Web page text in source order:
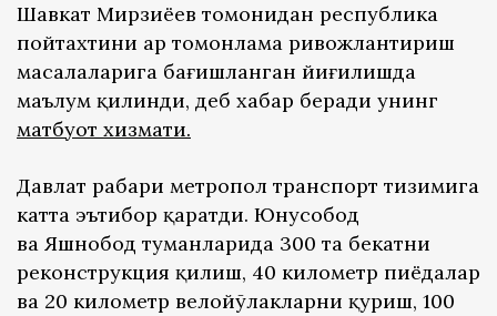
Шавкат Мирзиёев томонидан республика
пойтахтини ҳар томонлама ривожлантириш
масалаларига бағишланган йиғилишда
маълум қилинди, деб хабар беради унинг
матбуот хизмати.
Давлат раҳбари метропол транспорт тизимига
катта эътибор қаратди. Юнусобод
ва Яшнобод туманларида 300 та бекатни
реконструкция қилиш, 40 километр пиёдалар
ва 20 километр велойўлакларни қуриш, 100